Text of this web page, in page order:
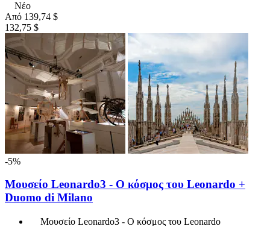
Νέο
Από 139,74 $
132,75 $
-5%
Μουσείο Leonardo3 - Ο κόσμος του Leonardo +
Duomo di Milano
Μουσείο Leonardo3 - Ο κόσμος του Leonardo